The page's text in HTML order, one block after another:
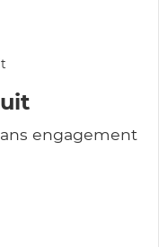
engagement